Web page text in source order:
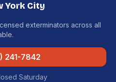
York City
exterminators across all
241-7842
Saturday